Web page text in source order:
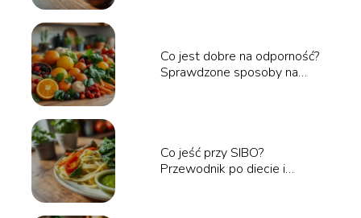
Co jest dobre na odporność?
Sprawdzone sposoby na
Co jeść przy SIBO?
Przewodnik po diecie i